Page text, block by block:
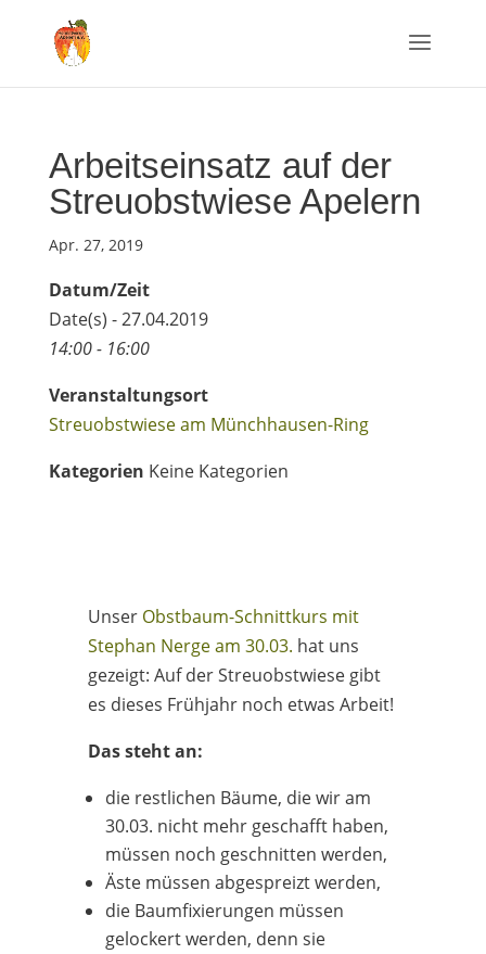
Arbeitseinsatz auf der
Streuobstwiese Apelern
Apr. 27, 2019
Datum/Zeit
Date(s) - 27.04.2019
14:00 - 16:00
Veranstaltungsort
Streuobstwiese am Münchhausen-Ring
Kategorien Keine Kategorien
Unser Obstbaum-Schnittkurs mit
Stephan Nerge am 30.03. hat uns
gezeigt: Auf der Streuobstwiese gibt
es dieses Frühjahr noch etwas Arbeit!
Das steht an:
die restlichen Bäume, die wir am
30.03. nicht mehr geschafft haben,
müssen noch geschnitten werden,
Äste müssen abgespreizt werden,
die Baumfixierungen müssen
gelockert werden, denn sie